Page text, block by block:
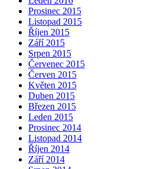
Prosinec 2015
Listopad 2015
Říjen 2015
Září 2015
Srpen 2015
Červenec 2015
Červen 2015
Květen 2015
Duben 2015
Březen 2015
Leden 2015
Prosinec 2014
Listopad 2014
Říjen 2014
Září 2014